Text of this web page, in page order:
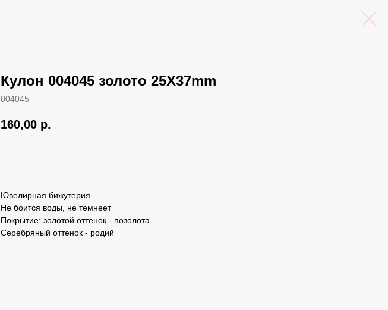
Кулон 004045 золото 25X37mm
004045
160,00 р.
Ювелирная бижутерия
Не боится воды, не темнеет
Покрытие: золотой оттенок - позолота
Серебряный оттенок - родий